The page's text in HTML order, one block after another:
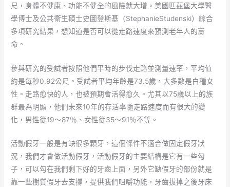
尺，身體不健康、功能不健全的風險就大增。美國匹茲堡大學醫
學博士及公共衛生碩士史圖登斯基（StephanieStudenski）綜合
多項研究結果，想知道是否可以從走路速度來預測老年人的壽
命。
參與研究的受試者按照他們平時的步伐走路並測量速率，平均值
約是每秒0.92公尺。受試者平均年齡是73.5歲，大多數是白種女
性。走路愈快的人，也被預期會活得愈久。尤其以75歲以上的族
群最為明顯，他們未來10年的存活率隨走路速度而有很大的變
化，男性從19～87％、女性從35～91％不等。
活動假牙一般是有缺很多顆牙，這個條件不適合做固定假牙狀
況，我們才會做活動假牙，活動假牙的主要結構是它有一些勾
子，可以勾在我們剩下好的牙齒上面，另外它缺假牙的部份就是
靠一些樹質假牙去支撐，提供我們咀嚼功能，牙齒拔掉之後牙床